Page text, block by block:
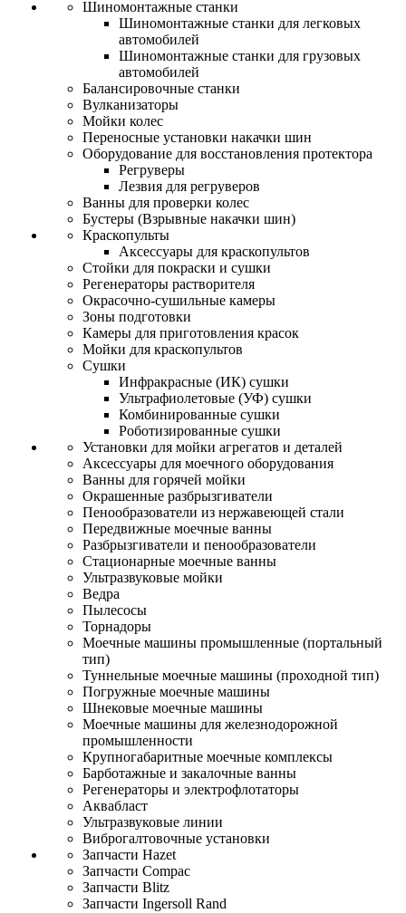
Шиномонтажные станки
Шиномонтажные станки для легковых
автомобилей
Шиномонтажные станки для грузовых
автомобилей
Балансировочные станки
Вулканизаторы
Мойки колес
Переносные установки накачки шин
Оборудование для восстановления протектора
Регруверы
Лезвия для регруверов
Ванны для проверки колес
Бустеры (Взрывные накачки шин)
Краскопульты
Аксессуары для краскопультов
Стойки для покраски и сушки
Регенераторы растворителя
Окрасочно-сушильные камеры
Зоны подготовки
Камеры для приготовления красок
Мойки для краскопультов
Сушки
Инфракрасные (ИК) сушки
Ультрафиолетовые (УФ) сушки
Комбинированные сушки
Роботизированные сушки
Установки для мойки агрегатов и деталей
Аксессуары для моечного оборудования
Ванны для горячей мойки
Окрашенные разбрызгиватели
Пенообразователи из нержавеющей стали
Передвижные моечные ванны
Разбрызгиватели и пенообразователи
Стационарные моечные ванны
Ультразвуковые мойки
Ведра
Пылесосы
Торнадоры
Моечные машины промышленные (портальный
тип)
Туннельные моечные машины (проходной тип)
Погружные моечные машины
Шнековые моечные машины
Моечные машины для железнодорожной
промышленности
Крупногабаритные моечные комплексы
Барботажные и закалочные ванны
Регенераторы и электрофлотаторы
Аквабласт
Ультразвуковые линии
Виброгалтовочные установки
Запчасти Hazet
Запчасти Compac
Запчасти Blitz
Запчасти Ingersoll Rand